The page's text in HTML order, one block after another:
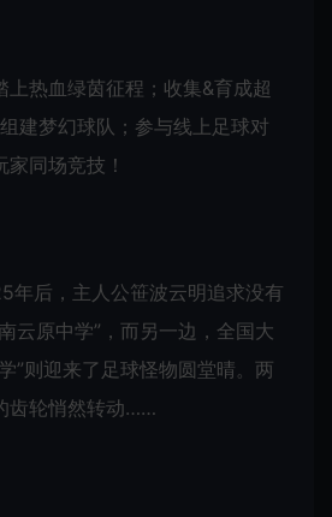
上热血绿茵征程；收集&育成超
建梦幻球队；参与线上足球对
同场竞技！
年后，主人公笹波云明追求没有
云原中学”，而另一边，全国大
”则迎来了足球怪物圆堂晴。两
齿轮悄然转动……